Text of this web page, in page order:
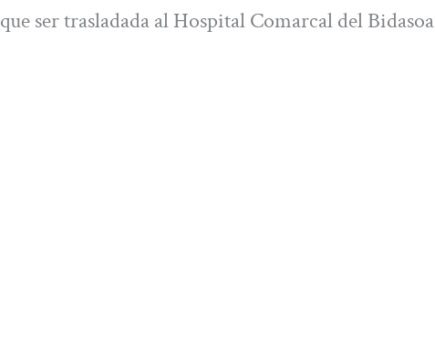
ser trasladada al Hospital Comarcal del Bidasoa